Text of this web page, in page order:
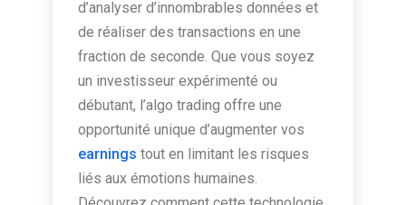
d’analyser d’innombrables données et
de réaliser des transactions en une
fraction de seconde. Que vous soyez
un investisseur expérimenté ou
débutant, l’algo trading offre une
opportunité unique d’augmenter vos
earnings tout en limitant les risques
liés aux émotions humaines.